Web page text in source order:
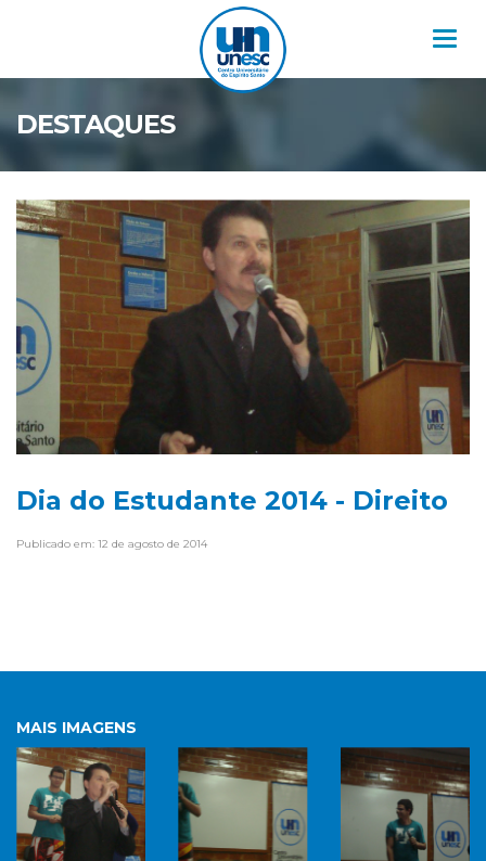
DESTAQUES
Dia do Estudante 2014 - Direito
Publicado em: 12 de agosto de 2014
MAIS IMAGENS